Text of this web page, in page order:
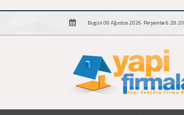
Bugün 06 Ağustos 2026 Perşembe 6:28:21